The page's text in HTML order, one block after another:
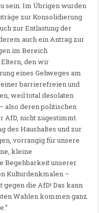
sein. Im Übrigen wurden
zur Konsolidierung
zur Entlastung der
auch ein Antrag zur
im Bereich
den wir
eines Gehweges am
barrierefreien und
weil total desolaten
also deren politischen
AfD, nicht zugestimmt.
des Haushaltes und zur
vorrangig für unsere
kleine
Begehbarkeit unserer
Kulturdenkmalen –
die AfD! Das kann
Wahlen kommen ganz